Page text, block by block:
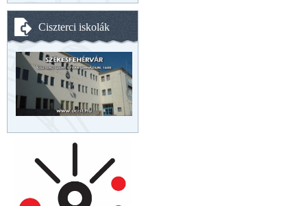
Ciszterci iskolák